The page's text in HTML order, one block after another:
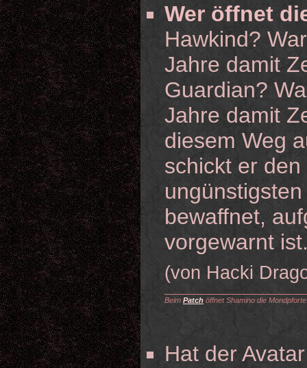
Wer öffnet
Hawkind?
Jahre damit
Guardian?
Jahre damit
diesem Weg
schickt er
bewaffnet,
vorgewarnt
(von Hacki
Beim Patch öffnet Shamino die
Hat der